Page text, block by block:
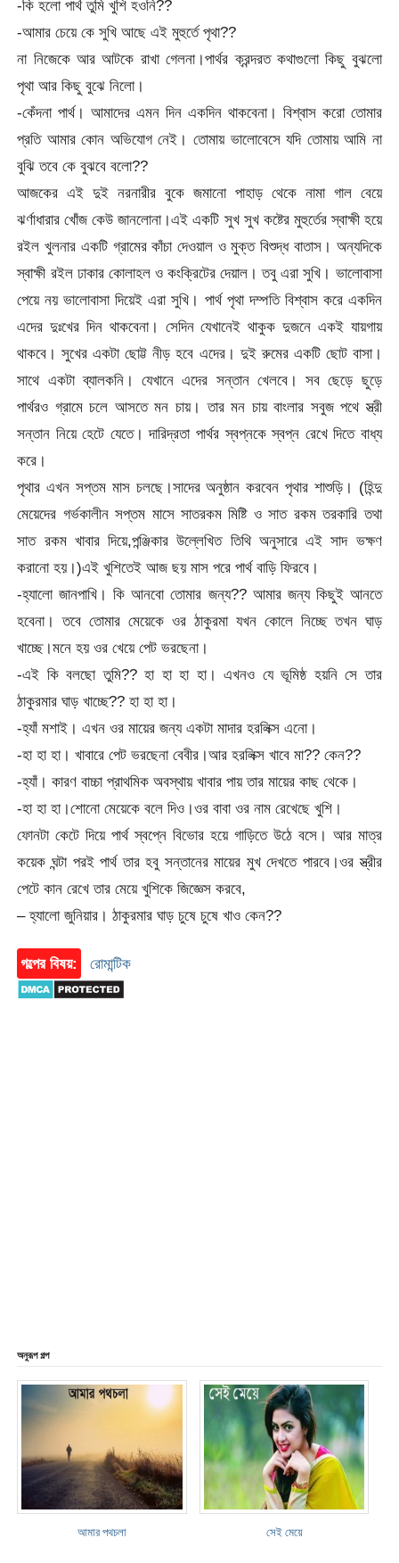
-কি হলো পার্থ তুমি খুশি হওনি??
-আমার চেয়ে কে সুখি আছে এই মুহুর্তে পৃথা??
না নিজেকে আর আটকে রাখা গেলনা।পার্থর ক্রন্দরত কথাগুলো কিছু বুঝলো
পৃথা আর কিছু বুঝে নিলো।
-কেঁদনা পার্থ। আমাদের এমন দিন একদিন থাকবেনা। বিশ্বাস করো তোমার
প্রতি আমার কোন অভিযোগ নেই। তোমায় ভালোবেসে যদি তোমায় আমি না
বুঝি তবে কে বুঝবে বলো??
আজকের এই দুই নরনারীর বুকে জমানো পাহাড় থেকে নামা গাল বেয়ে
ঝর্ণাধারার খোঁজ কেউ জানলোনা।এই একটি সুখ সুখ কষ্টের মুহুর্তের স্বাক্ষী হয়ে
রইল খুলনার একটি গ্রামের কাঁচা দেওয়াল ও মুক্ত বিশুদ্ধ বাতাস। অন্যদিকে
স্বাক্ষী রইল ঢাকার কোলাহল ও কংক্রিটের দেয়াল। তবু এরা সুখি। ভালোবাসা
পেয়ে নয় ভালোবাসা দিয়েই এরা সুখি। পার্থ পৃথা দম্পতি বিশ্বাস করে একদিন
এদের দুঃখের দিন থাকবেনা। সেদিন যেখানেই থাকুক দুজনে একই যায়গায়
থাকবে। সুখের একটা ছোট্ট নীড় হবে এদের। দুই রুমের একটি ছোট বাসা।
সাথে একটা ব্যালকনি। যেখানে এদের সন্তান খেলবে। সব ছেড়ে ছুড়ে
পার্থরও গ্রামে চলে আসতে মন চায়। তার মন চায় বাংলার সবুজ পথে স্ত্রী
সন্তান নিয়ে হেটে যেতে। দারিদ্রতা পার্থর স্বপ্নকে স্বপ্ন রেখে দিতে বাধ্য
করে।
পৃথার এখন সপ্তম মাস চলছে।সাদের অনুষ্ঠান করবেন পৃথার শাশুড়ি। (হিন্দু
মেয়েদের গর্ভকালীন সপ্তম মাসে সাতরকম মিষ্টি ও সাত রকম তরকারি তথা
সাত রকম খাবার দিয়ে,পন্ঞ্জিকার উল্লেখিত তিথি অনুসারে এই সাদ ভক্ষণ
করানো হয়।)এই খুশিতেই আজ ছয় মাস পরে পার্থ বাড়ি ফিরবে।
-হ্যালো জানপাখি। কি আনবো তোমার জন্য?? আমার জন্য কিছুই আনতে
হবেনা। তবে তোমার মেয়েকে ওর ঠাকুরমা যখন কোলে নিচ্ছে তখন ঘাড়
খাচ্ছে।মনে হয় ওর খেয়ে পেট ভরছেনা।
-এই কি বলছো তুমি?? হা হা হা হা। এখনও যে ভূমিষ্ঠ হয়নি সে তার
ঠাকুরমার ঘাড় খাচ্ছে?? হা হা হা।
-হ্যাঁ মশাই। এখন ওর মায়ের জন্য একটা মাদার হরলিক্স এনো।
-হা হা হা। খাবারে পেট ভরছেনা বেবীর।আর হরলিক্স খাবে মা?? কেন??
-হ্যাঁ। কারণ বাচ্চা প্রাথমিক অবস্থায় খাবার পায় তার মায়ের কাছ থেকে।
-হা হা হা।শোনো মেয়েকে বলে দিও।ওর বাবা ওর নাম রেখেছে খুশি।
ফোনটা কেটে দিয়ে পার্থ স্বপ্নে বিভোর হয়ে গাড়িতে উঠে বসে। আর মাত্র
কয়েক ঘন্টা পরই পার্থ তার হবু সন্তানের মায়ের মুখ দেখতে পারবে।ওর স্ত্রীর
পেটে কান রেখে তার মেয়ে খুশিকে জিজ্ঞেস করবে,
– হ্যালো জুনিয়ার। ঠাকুরমার ঘাড় চুষে চুষে খাও কেন??
গল্পের বিষয়: রোমান্টিক
অনুরূপ গল্প
আমার পথচলা সেই মেয়ে